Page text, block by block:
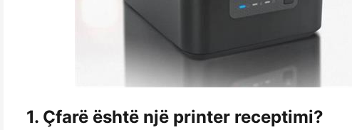
1. Çfarë është një printer receptimi?